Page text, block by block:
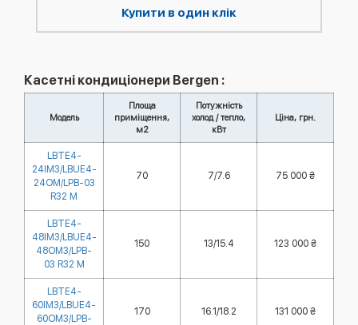
Купити в один клік
Касетні кондиціонери Bergen :
Модель
Площа
приміщення,
м2
Потужність
холод / тепло,
кВт
Ціна, грн.
LBTE4-
24IM3/LBUE4-
24OM/LPB-03
R32 M
70 7/7.6 75 000 ₴
LBTE4-
48IM3/LBUE4-
48OM3/LPB-
03 R32 M
150 13/15.4 123 000 ₴
LBTE4-
60IM3/LBUE4-
60OM3/LPB-
170 16.1/18.2 131 000 ₴